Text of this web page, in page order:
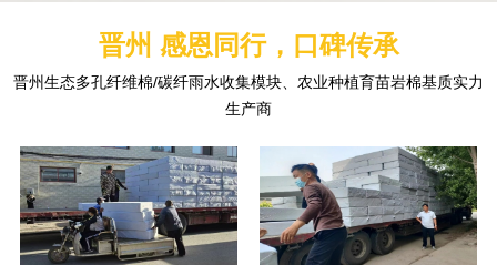
晋州 感恩同行，口碑传承
晋州生态多孔纤维棉/碳纤雨水收集模块、农业种植育苗岩棉基质实力
生产商